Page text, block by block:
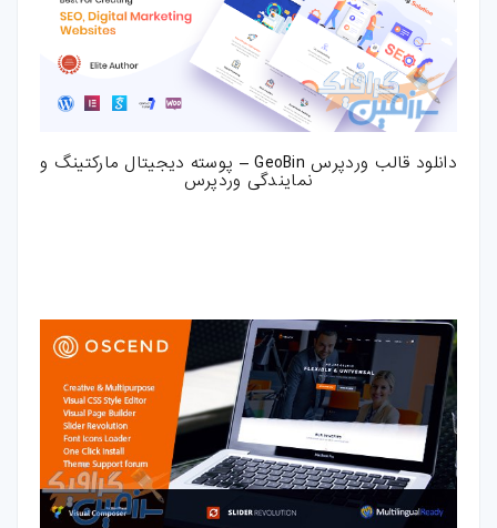
دانلود قالب وردپرس GeoBin – پوسته دیجیتال مارکتینگ و
نمایندگی وردپرس